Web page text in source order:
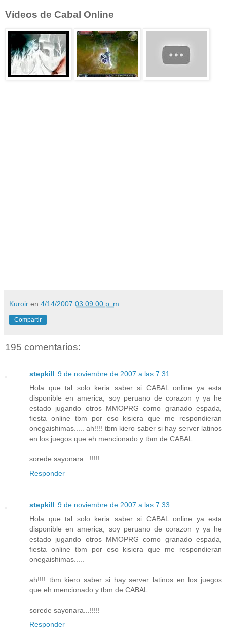
Vídeos de Cabal Online
Kuroir en 4/14/2007 03:09:00 p. m.
Compartir
195 comentarios:
stepkill 9 de noviembre de 2007 a las 7:31
Hola que tal solo keria saber si CABAL online ya esta
disponible en america, soy peruano de corazon y ya he
estado jugando otros MMOPRG como granado espada,
fiesta online tbm por eso kisiera que me respondieran
onegaishimas..... ah!!!! tbm kiero saber si hay server latinos
en los juegos que eh mencionado y tbm de CABAL.
sorede sayonara...!!!!!
Responder
stepkill 9 de noviembre de 2007 a las 7:33
Hola que tal solo keria saber si CABAL online ya esta
disponible en america, soy peruano de corazon y ya he
estado jugando otros MMOPRG como granado espada,
fiesta online tbm por eso kisiera que me respondieran
onegaishimas.....
ah!!!! tbm kiero saber si hay server latinos en los juegos
que eh mencionado y tbm de CABAL.
sorede sayonara...!!!!!
Responder